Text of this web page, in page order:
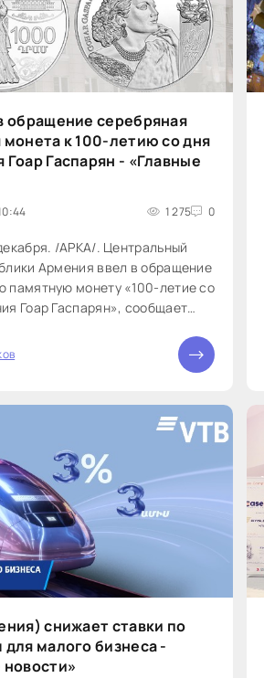
обращение серебряная
монета к 100-летию со дня
Гаспарян - «Главные
1 275 0
/АРКА/. Центральный
Армения ввел в обращение
памятную монету «100-летие со
Гоар Гаспарян», сообщает
снижает ставки по
малого бизнеса -